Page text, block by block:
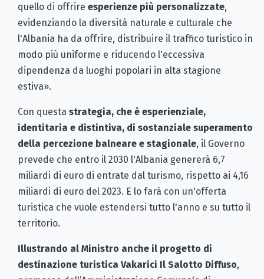
quello di offrire esperienze più personalizzate,
evidenziando la diversità naturale e culturale che
l'Albania ha da offrire, distribuire il traffico turistico in
modo più uniforme e riducendo l'eccessiva
dipendenza da luoghi popolari in alta stagione
estiva».
Con questa strategia, che è esperienziale,
identitaria e distintiva, di sostanziale superamento
della percezione balneare e stagionale, il Governo
prevede che entro il 2030 l'Albania genererà 6,7
miliardi di euro di entrate dal turismo, rispetto ai 4,16
miliardi di euro del 2023. E lo farà con un'offerta
turistica che vuole estendersi tutto l'anno e su tutto il
territorio.
Illustrando al Ministro anche il progetto di
destinazione turistica Vakarici Il Salotto Diffuso,